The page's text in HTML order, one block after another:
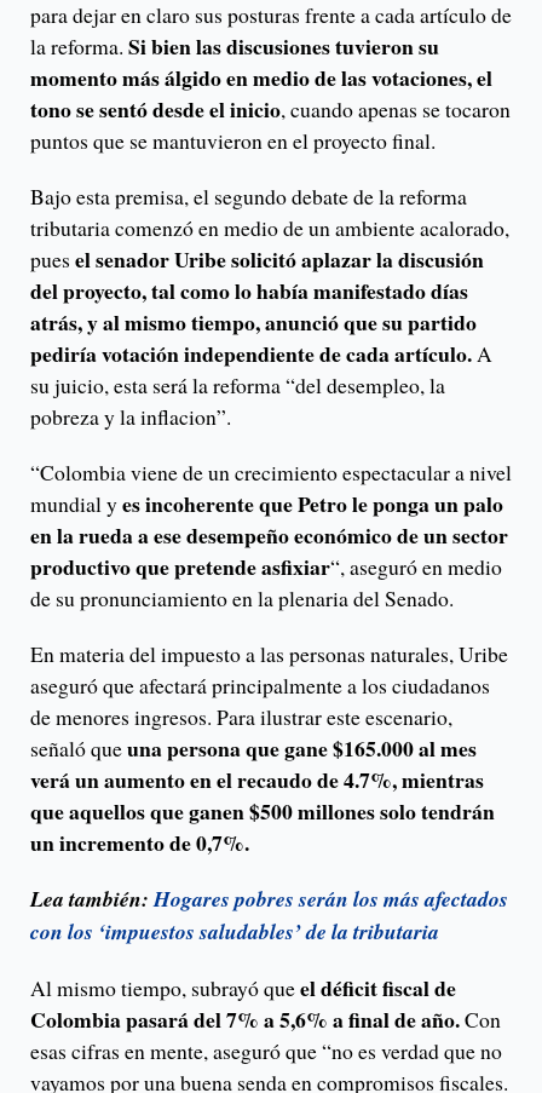
para dejar en claro sus posturas frente a cada artículo de
la reforma. Si bien las discusiones tuvieron su
momento más álgido en medio de las votaciones, el
tono se sentó desde el inicio, cuando apenas se tocaron
puntos que se mantuvieron en el proyecto final.
Bajo esta premisa, el segundo debate de la reforma
tributaria comenzó en medio de un ambiente acalorado,
pues el senador Uribe solicitó aplazar la discusión
del proyecto, tal como lo había manifestado días
atrás, y al mismo tiempo, anunció que su partido
pediría votación independiente de cada artículo.A
su juicio, esta será la reforma “del desempleo, la
pobreza y la inflacion”.
“Colombia viene de un crecimiento espectacular a nivel
mundial yes incoherente que Petro le ponga un palo
en la rueda a ese desempeño económico de un sector
productivo que pretende asfixiar“, aseguró en medio
de su pronunciamiento en la plenaria del Senado.
En materia del impuesto a las personas naturales, Uribe
aseguró que afectará principalmente a los ciudadanos
de menores ingresos. Para ilustrar este escenario,
señaló queuna persona que gane $165.000 al mes
verá un aumento en el recaudo de 4.7%, mientras
que aquellos que ganen $500 millones solo tendrán
un incremento de 0,7%.
Lea también:Hogares pobres serán los más afectados
con los ‘impuestos saludables’ de la tributaria
Al mismo tiempo, subrayó queel déficit fiscal de
Colombia pasará del 7% a 5,6% a final de año.Con
esas cifras en mente, aseguró que “no es verdad que no
vayamos por una buena senda en compromisos fiscales.